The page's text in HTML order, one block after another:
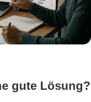
gute Lösung?